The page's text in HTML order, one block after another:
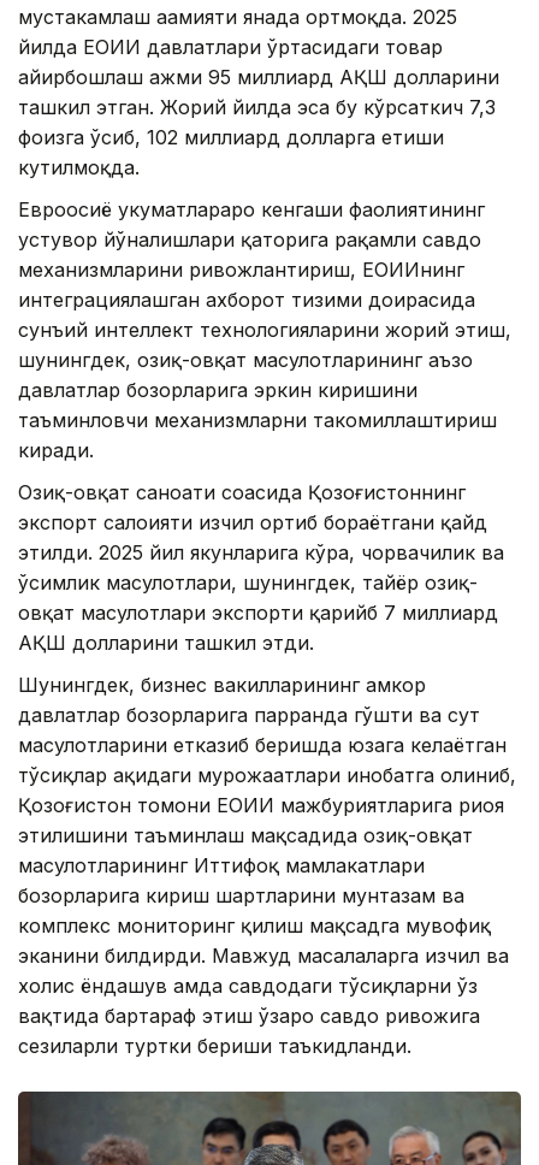
мустаҳкамлаш аҳамияти янада ортмоқда. 2025
йилда ЕОИИ давлатлари ўртасидаги товар
айирбошлаш ҳажми 95 миллиард АҚШ долларини
ташкил этган. Жорий йилда эса бу кўрсаткич 7,3
фоизга ўсиб, 102 миллиард долларга етиши
кутилмоқда.
Евроосиё ҳукуматлараро кенгаши фаолиятининг
устувор йўналишлари қаторига рақамли савдо
механизмларини ривожлантириш, ЕОИИнинг
интеграциялашган ахборот тизими доирасида
сунъий интеллект технологияларини жорий этиш,
шунингдек, озиқ-овқат маҳсулотларининг аъзо
давлатлар бозорларига эркин киришини
таъминловчи механизмларни такомиллаштириш
киради.
Озиқ-овқат саноати соҳасида Қозоғистоннинг
экспорт салоҳияти изчил ортиб бораётгани қайд
этилди. 2025 йил якунларига кўра, чорвачилик ва
ўсимлик маҳсулотлари, шунингдек, тайёр озиқ-
овқат маҳсулотлари экспорти қарийб 7 миллиард
АҚШ долларини ташкил этди.
Шунингдек, бизнес вакилларининг ҳамкор
давлатлар бозорларига парранда гўшти ва сут
маҳсулотларини етказиб беришда юзага келаётган
тўсиқлар ҳақидаги мурожаатлари инобатга олиниб,
Қозоғистон томони ЕОИИ мажбуриятларига риоя
этилишини таъминлаш мақсадида озиқ-овқат
маҳсулотларининг Иттифоқ мамлакатлари
бозорларига кириш шартларини мунтазам ва
комплекс мониторинг қилиш мақсадга мувофиқ
эканини билдирди. Мавжуд масалаларга изчил ва
холис ёндашув ҳамда савдодаги тўсиқларни ўз
вақтида бартараф этиш ўзаро савдо ривожига
сезиларли туртки бериши таъкидланди.